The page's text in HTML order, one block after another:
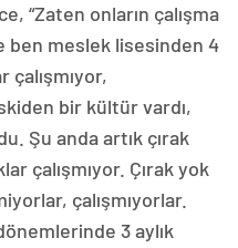
“Zaten onların çalışma
ben meslek lisesinden 4
çalışmıyor,
bir kültür vardı,
Şu anda artık çırak
çalışmıyor. Çırak yok
çalışmıyorlar.
3 aylık